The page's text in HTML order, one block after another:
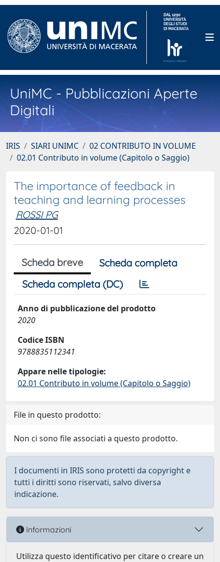
UniMC - Pubblicazioni Aperte
Digitali
IRIS SIARI UNIMC
02 CONTRIBUTO IN VOLUME
02.01 Contributo in volume (Capitolo o Saggio)
The importance of feedback in
teaching and learning processes
ROSSI PG
2020-01-01
Scheda breve
Scheda completa
Scheda completa (DC)
Anno di pubblicazione del prodotto
2020
Codice ISBN
9788835112341
Appare nelle tipologie:
02.01 Contributo in volume (Capitolo o Saggio)
File in questo prodotto:
Non ci sono file associati a questo prodotto.
I documenti in IRIS sono protetti da copyright e
tutti i diritti sono riservati, salvo diversa
indicazione.
Informazioni
Utilizza questo identificativo per citare o creare un